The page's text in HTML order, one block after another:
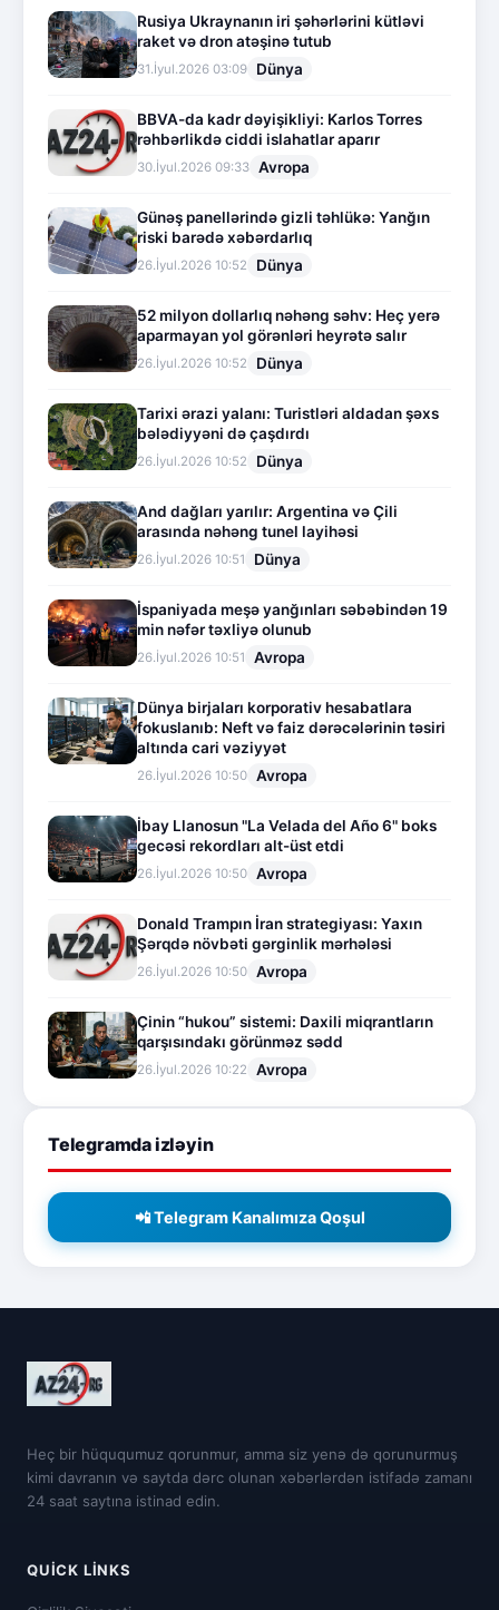
Rusiya Ukraynanın iri şəhərlərini kütləvi
raket və dron atəşinə tutub
31.İyul.2026 03:09 Dünya
BBVA-da kadr dəyişikliyi: Karlos Torres
rəhbərlikdə ciddi islahatlar aparır
30.İyul.2026 09:33 Avropa
Günəş panellərində gizli təhlükə: Yanğın
riski barədə xəbərdarlıq
26.İyul.2026 10:52 Dünya
52 milyon dollarlıq nəhəng səhv: Heç yerə
aparmayan yol görənləri heyrətə salır
26.İyul.2026 10:52 Dünya
Tarixi ərazi yalanı: Turistləri aldadan şəxs
bələdiyyəni də çaşdırdı
26.İyul.2026 10:52 Dünya
And dağları yarılır: Argentina və Çili
arasında nəhəng tunel layihəsi
26.İyul.2026 10:51 Dünya
İspaniyada meşə yanğınları səbəbindən 19
min nəfər təxliyə olunub
26.İyul.2026 10:51 Avropa
Dünya birjaları korporativ hesabatlara
fokuslanıb: Neft və faiz dərəcələrinin təsiri
altında cari vəziyyət
26.İyul.2026 10:50 Avropa
İbay Llanosun "La Velada del Año 6" boks
gecəsi rekordları alt-üst etdi
26.İyul.2026 10:50 Avropa
Donald Trampın İran strategiyası: Yaxın
Şərqdə növbəti gərginlik mərhələsi
26.İyul.2026 10:50 Avropa
Çinin “hukou” sistemi: Daxili miqrantların
qarşısındakı görünməz sədd
26.İyul.2026 10:22 Avropa
Telegramda izləyin
📲 Telegram Kanalımıza Qoşul
Heç bir hüququmuz qorunmur, amma siz yenə də qorunurmuş
kimi davranın və saytda dərc olunan xəbərlərdən istifadə zamanı
24 saat saytına istinad edin.
QUICK LINKS